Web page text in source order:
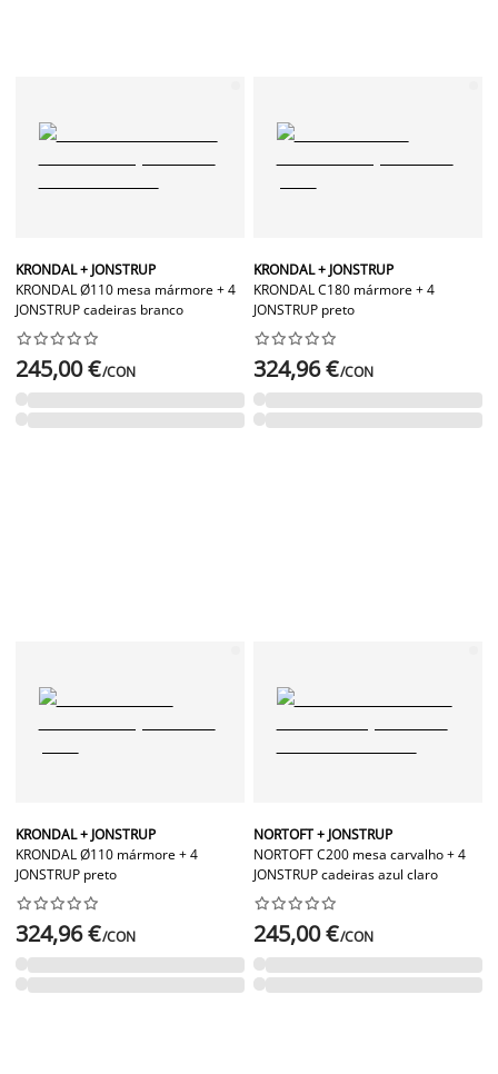
KRONDAL + JONSTRUP
KRONDAL Ø110 mesa mármore + 4
JONSTRUP cadeiras branco






245,00 €/CON
KRONDAL + JONSTRUP
KRONDAL C180 mármore + 4
JONSTRUP preto






324,96 €/CON
KRONDAL + JONSTRUP
KRONDAL Ø110 mármore + 4
JONSTRUP preto






324,96 €/CON
NORTOFT + JONSTRUP
NORTOFT C200 mesa carvalho + 4
JONSTRUP cadeiras azul claro






245,00 €/CON